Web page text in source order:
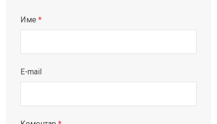
Име *
E-mail